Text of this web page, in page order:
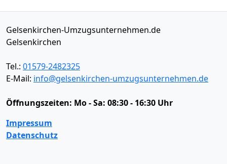
Gelsenkirchen-Umzugsunternehmen.de
Gelsenkirchen
Tel.: 01579-2482325
E-Mail: info@gelsenkirchen-umzugsunternehmen.de
Öffnungszeiten: Mo - Sa: 08:30 - 16:30 Uhr
Impressum
Datenschutz